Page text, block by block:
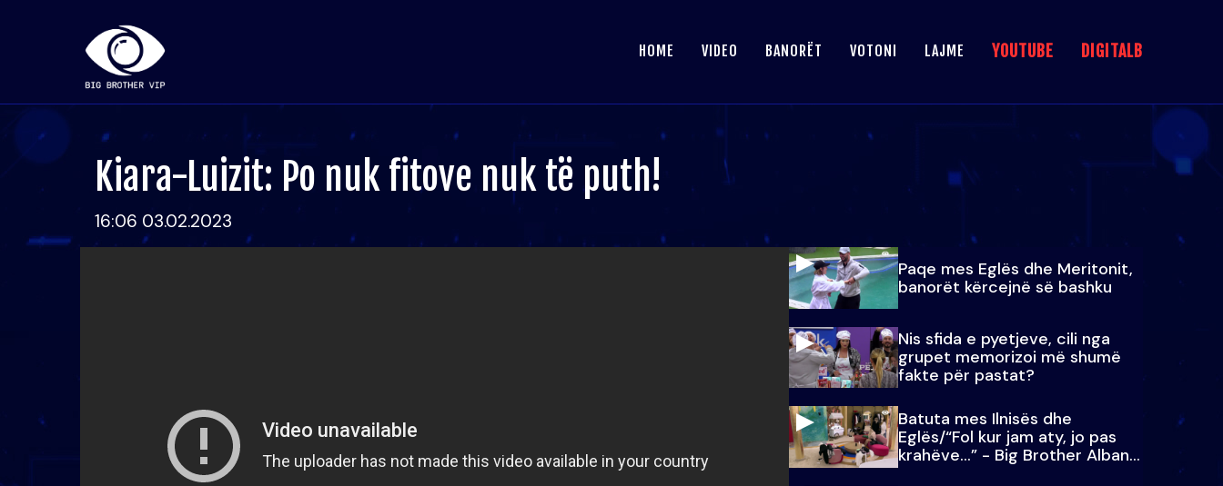
HOME VIDEO BANORËT VOTONI LAJME YOUTUBE DIGITALB
Kiara-Luizit: Po nuk fitove nuk të puth!
16:06 03.02.2023
Paqe mes Eglës dhe Meritonit,
banorët kërcejnë së bashku
Nis sfida e pyetjeve, cili nga
grupet memorizoi më shumë
fakte për pastat?
Batuta mes Ilnisës dhe
Eglës/“Fol kur jam aty, jo pas
krahëve…” - Big Brother Albania
VIP 3